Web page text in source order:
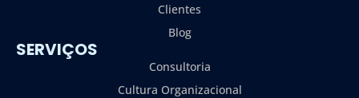
Clientes
Blog
SERVIÇOS
Consultoria
Cultura Organizacional